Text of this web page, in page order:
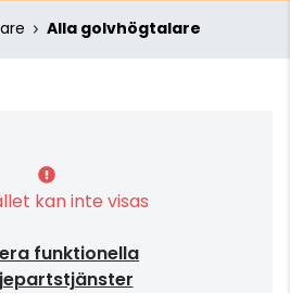
Alla golvhögtalare
kan inte visas
funktionella